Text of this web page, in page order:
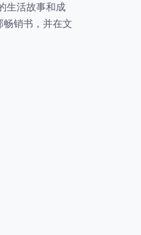
生活故事和成
销书，并在文